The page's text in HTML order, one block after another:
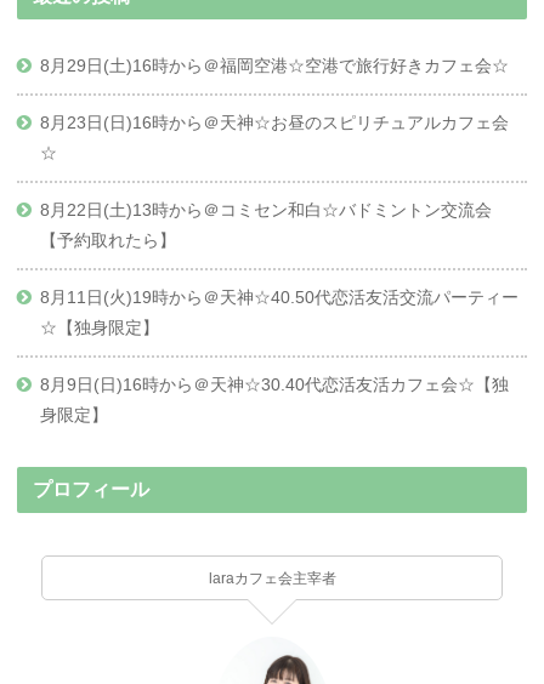
8月29日(土)16時から＠福岡空港☆空港で旅行好きカフェ会☆
8月23日(日)16時から＠天神☆お昼のスピリチュアルカフェ会
☆
8月22日(土)13時から＠コミセン和白☆バドミントン交流会
【予約取れたら】
8月11日(火)19時から＠天神☆40.50代恋活友活交流パーティー
☆【独身限定】
8月9日(日)16時から＠天神☆30.40代恋活友活カフェ会☆【独
身限定】
プロフィール
laraカフェ会主宰者